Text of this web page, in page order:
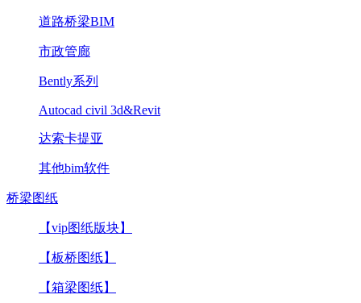
道路桥梁BIM
市政管廊
Bently系列
Autocad civil 3d&Revit
达索卡提亚
其他bim软件
桥梁图纸
【vip图纸版块】
【板桥图纸】
【箱梁图纸】